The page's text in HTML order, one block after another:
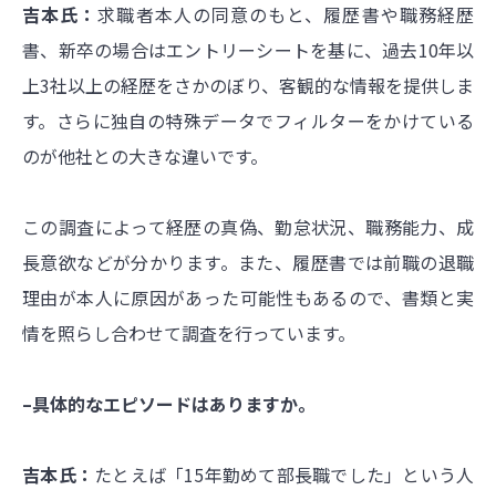
吉本氏：求職者本人の同意のもと、履歴書や職務経歴
書、新卒の場合はエントリーシートを基に、過去10年以
上3社以上の経歴をさかのぼり、客観的な情報を提供しま
す。さらに独自の特殊データでフィルターをかけている
のが他社との大きな違いです。
この調査によって経歴の真偽、勤怠状況、職務能力、成
長意欲などが分かります。また、履歴書では前職の退職
理由が本人に原因があった可能性もあるので、書類と実
情を照らし合わせて調査を行っています。
–具体的なエピソードはありますか。
吉本氏： たとえば「15年勤めて部長職でした」という人